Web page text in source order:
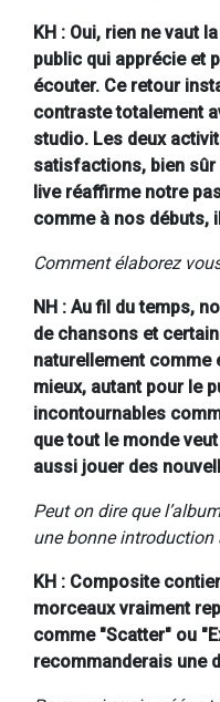
KH : Oui, rien ne vaut
public qui apprécie et
écouter. Ce retour
contraste totalement
studio. Les deux
satisfactions, bien
live réaffirme notre
comme à nos débuts,
Comment élaborez
NH : Au fil du temps,
de chansons et
naturellement comme
mieux, autant pour le
incontournables
que tout le monde
aussi jouer des
Peut on dire que
une bonne introduction
KH : Composite
morceaux vraiment
comme "Scatter" ou
recommanderais une